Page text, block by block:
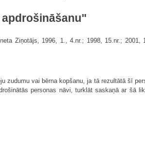
Ziņotājs, 1996, 1., 4.nr.; 1998, 15.nr.; 2001,
zudumu vai bērna kopšanu, ja tā rezultātā šī
personas nāvi, turklāt saskaņā ar šā